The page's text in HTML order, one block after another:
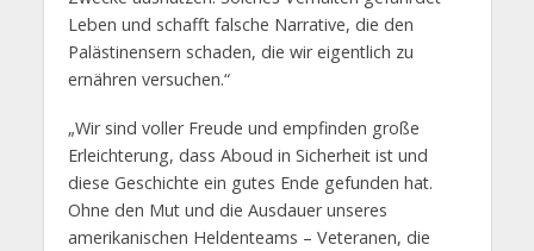
Leben und schafft falsche Narrative, die den
Palästinensern schaden, die wir eigentlich zu
ernähren versuchen.“
„Wir sind voller Freude und empfinden große
Erleichterung, dass Aboud in Sicherheit ist und
diese Geschichte ein gutes Ende gefunden hat.
Ohne den Mut und die Ausdauer unseres
amerikanischen Heldenteams – Veteranen, die